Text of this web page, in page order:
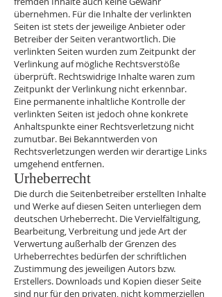
übernehmen. Für die Inhalte der verlinkten
Seiten ist stets der jeweilige Anbieter oder
Betreiber der Seiten verantwortlich. Die
verlinkten Seiten wurden zum Zeitpunkt der
Verlinkung auf mögliche Rechtsverstöße
überprüft. Rechtswidrige Inhalte waren zum
Zeitpunkt der Verlinkung nicht erkennbar.
Eine permanente inhaltliche Kontrolle der
verlinkten Seiten ist jedoch ohne konkrete
Anhaltspunkte einer Rechtsverletzung nicht
zumutbar. Bei Bekanntwerden von
Rechtsverletzungen werden wir derartige Links
umgehend entfernen.
Urheberrecht
Die durch die Seitenbetreiber erstellten Inhalte
und Werke auf diesen Seiten unterliegen dem
deutschen Urheberrecht. Die Vervielfältigung,
Bearbeitung, Verbreitung und jede Art der
Verwertung außerhalb der Grenzen des
Urheberrechtes bedürfen der schriftlichen
Zustimmung des jeweiligen Autors bzw.
Erstellers. Downloads und Kopien dieser Seite
sind nur für den privaten, nicht kommerziellen